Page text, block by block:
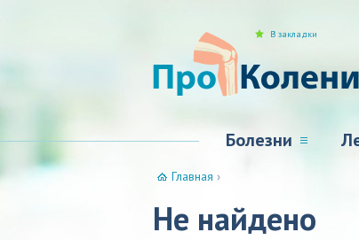
Болезни
В закладки
Главная ›
Не найдено